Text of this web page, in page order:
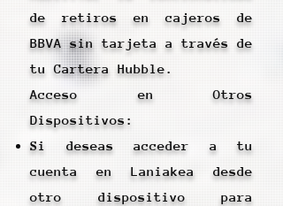
de retiros en cajeros de
BBVA sin tarjeta a través de
tu Cartera Hubble.
Acceso en Otros
Dispositivos:
Si deseas acceder a tu
cuenta en Laniakea desde
otro dispositivo para